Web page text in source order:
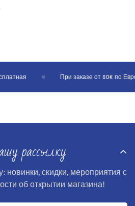
При заказе от 80€ по
рассылку
новинки, скидки, мероприятия с
об открытии магазина!